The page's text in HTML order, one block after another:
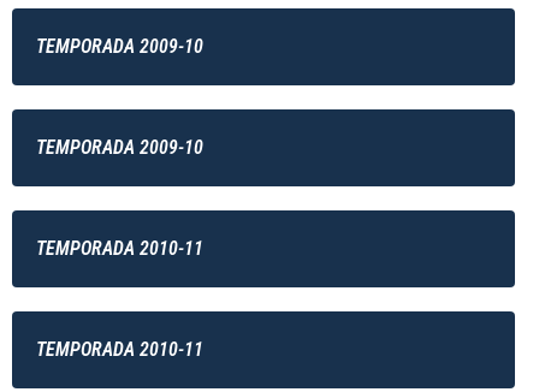
TEMPORADA 2009-10
TEMPORADA 2009-10
TEMPORADA 2010-11
TEMPORADA 2010-11